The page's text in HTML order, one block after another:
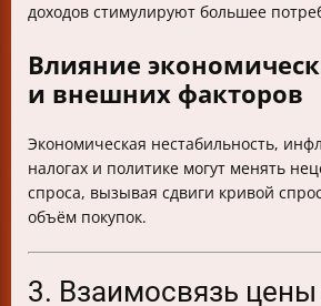
доходов стимулируют большее
Влияние
и внешних факторов
Экономическая нестабильность,
налогах и политике могут менять
спроса, вызывая сдвиги кривой
объём покупок.
3. Взаимосвязь